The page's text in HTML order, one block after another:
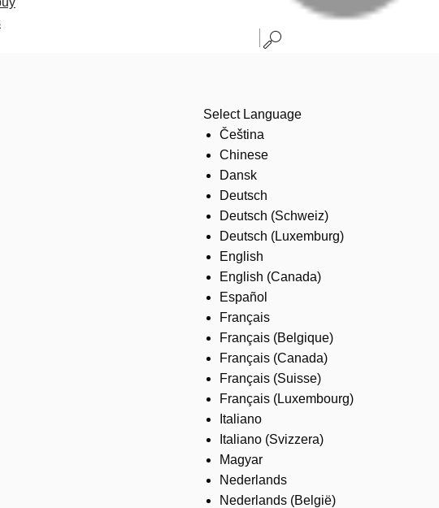
Select Language
Čeština
Chinese
Dansk
Deutsch
Deutsch (Schweiz)
Deutsch (Luxemburg)
English
English (Canada)
Español
Français
Français (Belgique)
Français (Canada)
Français (Suisse)
Français (Luxembourg)
Italiano
Italiano (Svizzera)
Magyar
Nederlands
Nederlands (België)